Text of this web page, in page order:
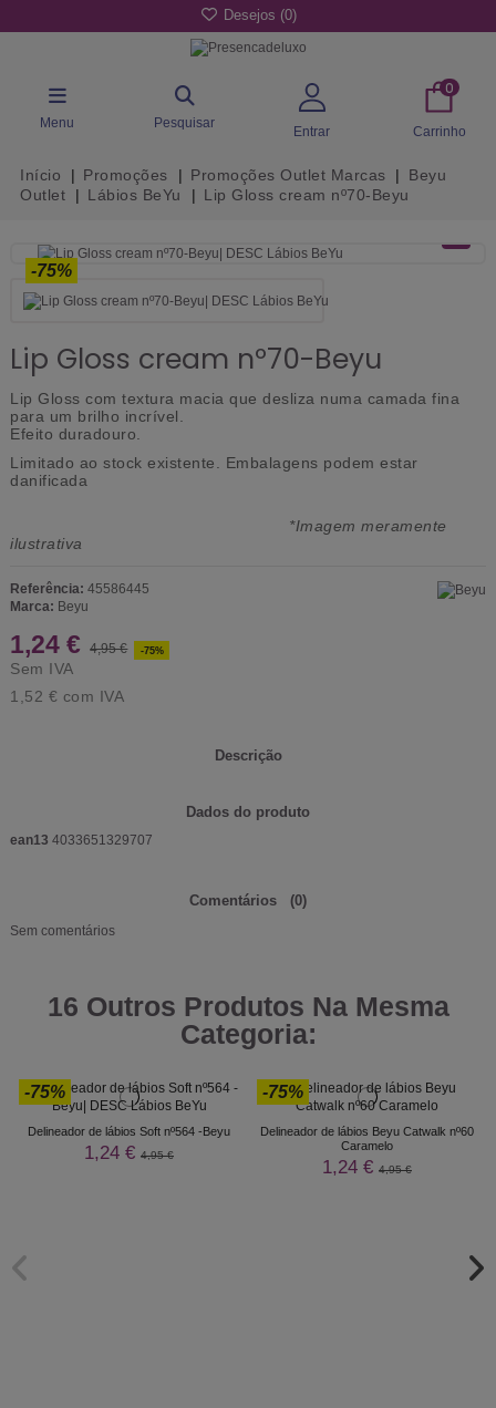
Desejos (0)
Menu Pesquisar
Entrar
0
Carrinho
Início Promoções Promoções Outlet Marcas
Beyu
Outlet
Lábios BeYu Lip Gloss cream nº70-Beyu
-75%
Lip Gloss cream nº70-Beyu
Lip Gloss com textura macia que desliza numa camada fina
para um brilho incrível.
Efeito duradouro.
Limitado ao stock existente. Embalagens podem estar
danificada
*Imagem meramente
ilustrativa
Referência: 45586445
Marca: Beyu
1,24 € 4,95 € -75%
Sem IVA
1,52 € com IVA
Descrição
Dados do produto
ean13 4033651329707
Comentários (0)
Sem comentários
16 Outros Produtos Na Mesma
Categoria:
-75%
Delineador de lábios Soft nº564 -Beyu
1,24 € 4,95 €
-75%
Delineador de lábios Beyu Catwalk nº60
Caramelo
1,24 € 4,95 €